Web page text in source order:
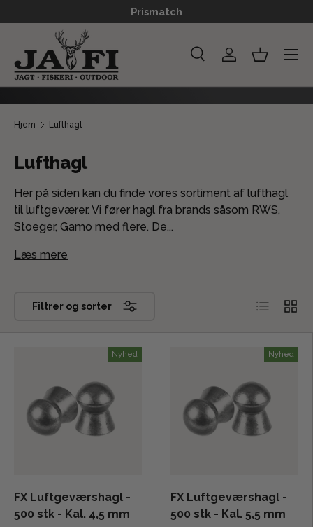
GÅ TIL INDHOLD
Prismatch
Søg Log indKurv
Menu
Hjem Lufthagl
Lufthagl
Her på siden kan du finde vores sortiment af lufthagl
til luftgeværer. Vi fører hagl fra brands såsom RWS,
Stoeger, Gamo med flere. De...
Læs mere
Filtrer og sorter Liste Grid
Nyhed
FX Luftgeværshagl -
500 stk - Kal. 4,5 mm
Nyhed
FX Luftgeværshagl -
500 stk - Kal. 5,5 mm